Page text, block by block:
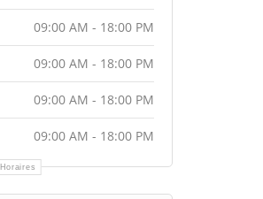
Horaires
09:00 AM - 18:00 PM
09:00 AM - 18:00 PM
09:00 AM - 18:00 PM
09:00 AM - 18:00 PM